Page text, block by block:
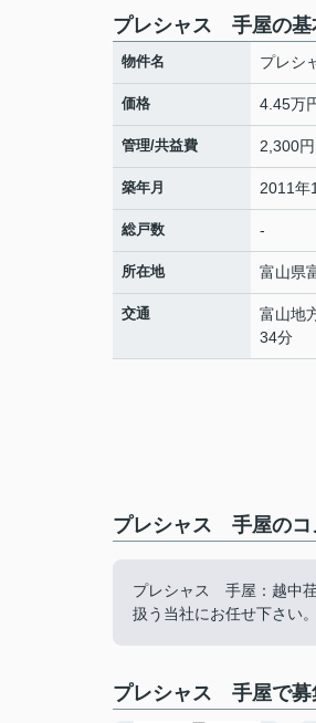
プレシャス 手屋の基
物件名 プレシ
価格 4.45万
管理/共益費 2,300円
築年月 2011年
総戸数 -
所在地 富山県
交通 富山地
34分
プレシャス 手屋のコ
プレシャス 手屋：越中
扱う当社にお任せ下さい
プレシャス 手屋で募